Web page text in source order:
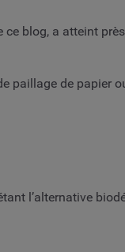
blog, a atteint
paillage de papier
l’alternative